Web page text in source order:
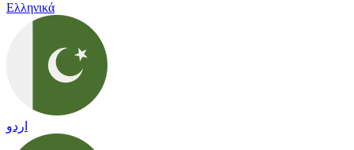
Ελληνικά
اردو